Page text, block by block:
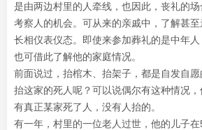
是由两边村里的人牵线，也因此，丧礼的场
考察人的机会。可从来的亲戚中，了解甚
长相仪表仪态。即使来参加葬礼的是中年人
也可借此了解他的家庭情况。
前面说过，抬棺木、抬架子，都是自发自
抬这家的死人呢？可以说偶尔有这种情况
有真正某家死了人，没有人抬的。
有一年，村里的一位老人过世，他的儿子在